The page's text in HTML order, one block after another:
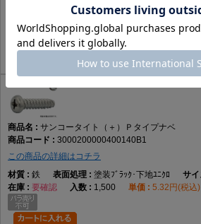
塗装ﾎﾜｲﾄ･下地ﾕﾆｸﾛ
サンコータイト（＋）Ｐタイプナベ
3000200000400140B1
この商品の詳細はコチラ
鉄
塗装ﾌﾞﾗｯｸ･下地ﾕﾆｸﾛ
要確認
1,500 5.32円(税込)